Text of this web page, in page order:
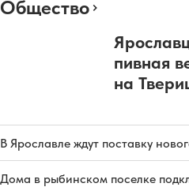
Общество
пивная
на
В Ярославле ждут поставку
Дома в рыбинском поселке